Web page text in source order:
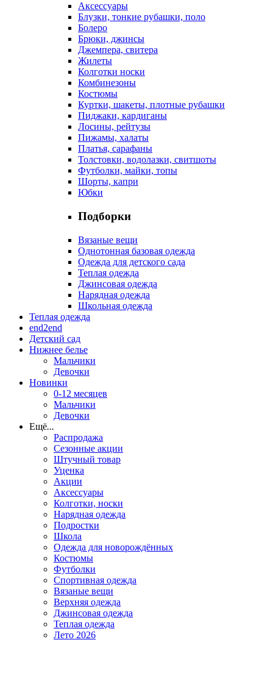
Аксессуары
Блузки, тонкие рубашки, поло
Болеро
Брюки, джинсы
Джемпера, свитера
Жилеты
Колготки носки
Комбинезоны
Костюмы
Куртки, шакеты, плотные рубашки
Пиджаки, кардиганы
Лосины, рейтузы
Пижамы, халаты
Платья, сарафаны
Толстовки, водолазки, свитшоты
Футболки, майки, топы
Шорты, капри
Юбки
Подборки
Вязаные вещи
Однотонная базовая одежда
Одежда для детского сада
Теплая одежда
Джинсовая одежда
Нарядная одежда
Школьная одежда
Теплая одежда
end2end
Детский сад
Нижнее белье
Мальчики
Девочки
Новинки
0-12 месяцев
Мальчики
Девочки
Ещё...
Распродажа
Сезонные акции
Штучный товар
Уценка
Акции
Аксессуары
Колготки, носки
Нарядная одежда
Подростки
Школа
Одежда для новорождённых
Костюмы
Футболки
Спортивная одежда
Вязаные вещи
Верхняя одежда
Джинсовая одежда
Теплая одежда
Лето 2026